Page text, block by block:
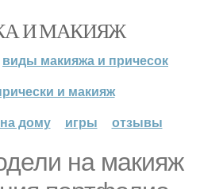
И МАКИЯЖ
виды макияжа и причесок
и макияж
дому
игры отзывы
на макияж